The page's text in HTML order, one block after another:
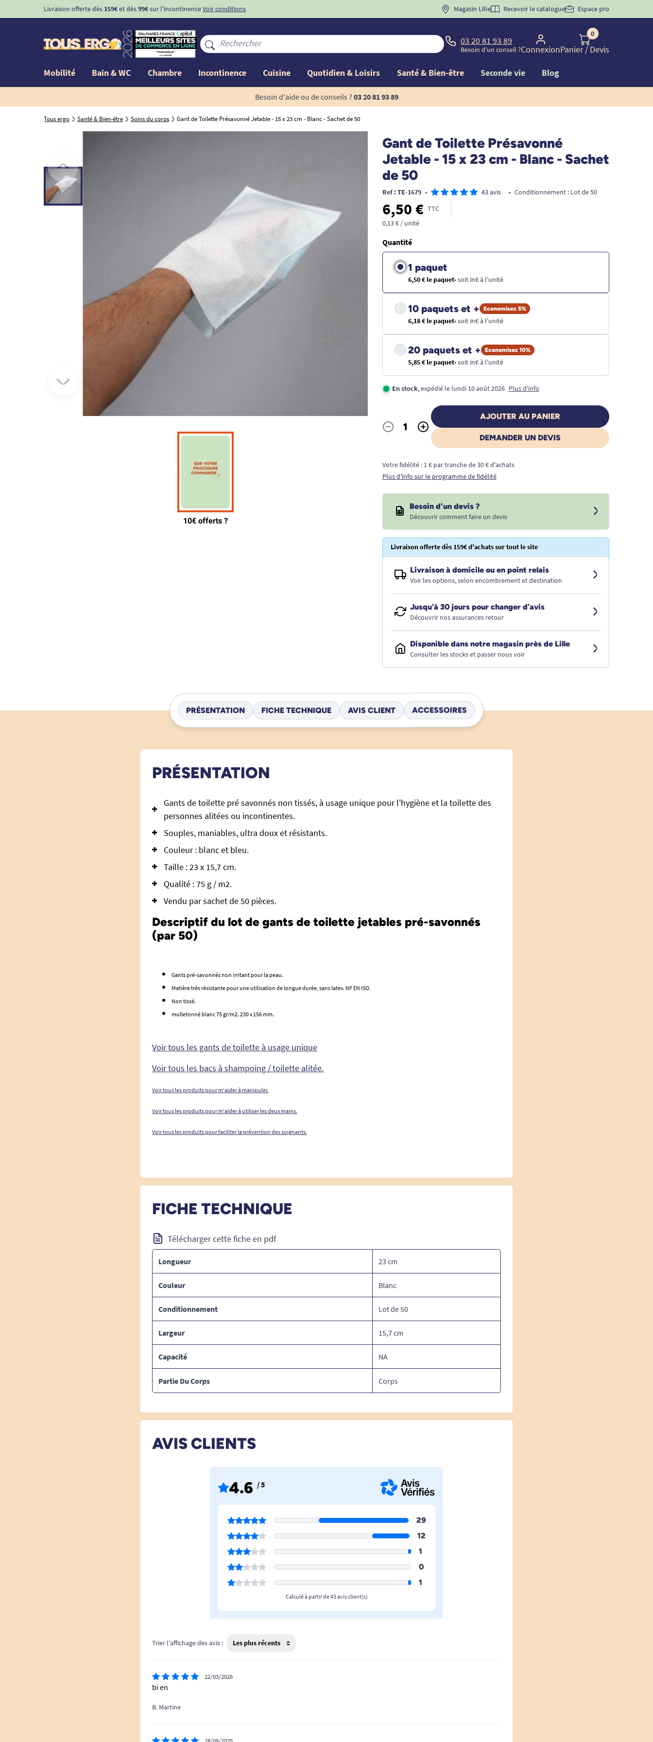
Livraison offerte dès 159€et dès99€sur l'incontinenceVoir conditions BIENVENUE" pourla 1ère commande d'incontinence
Magasin Lille Recevoir le catalogue Espace pro
03 20 81 93 89
Besoin d'un conseil ?Connexion
0
Panier/ Devis
Mobilité Bain & WC Chambre Incontinence Cuisine Quotidien & Loisirs Santé & Bien-être Seconde vie Blog
Besoin d'aide ou de conseils ? 03 20 81 93 89
Tous ergo Santé & Bien-être Soins du corps Gant de Toilette Présavonné Jetable - 15 x 23 cm - Blanc - Sachet de 50
Gant de Toilette Présavonné
Jetable - 15 x 23 cm - Blanc - Sachet
de 50
Ref : TE-1679 • 43 avis • Conditionnement : Lot de 50
6,50 € TTC
0,13 € / unité
Quantité
1 paquet
6,50 € le paquet• soit in€ à l'unité
10 paquets et + Economisez 5%
6,18 € le paquet• soit in€ à l'unité
20 paquets et + Economisez 10%
5,85 € le paquet• soit in€ à l'unité
En stock, expédié le lundi 10 août 2026 Plus d'info
Quantité
- +
AJOUTER AU PANIER
DEMANDER UN DEVIS
Votre fidélité : 1 € par tranche de 30 € d'achats
Plus d'info sur le programme de fidélité
Besoin d'un devis ?
Découvrir comment faire un devis
Livraison offerte dès 159€ d'achats sur tout le site
Livraison à domicile ou en point relais
Voir les options, selon encombrement et destination
Jusqu’à 30 jours pour changer d’avis
Découvrir nos assurances retour
Disponible dans notre magasin près de Lille
Consulter les stocks et passer nous voir
PRÉSENTATION FICHE TECHNIQUE AVIS CLIENT ACCESSOIRES
PRÉSENTATION
Gants de toilette pré savonnés non tissés, à usage unique pour l'hygiène et la toilette des
personnes alitées ou incontinentes.
Souples, maniables, ultra doux et résistants.
Couleur : blanc et bleu.
Taille : 23 x 15,7 cm.
Qualité : 75 g / m2.
Vendu par sachet de 50 pièces.
Descriptif du lot de gants de toilette jetables pré-savonnés
(par 50)
Gants pré-savonnés non irritant pour la peau.
Matière très résistante pour une utilisation de longue durée, sans latex. NF EN ISO.
Non tissé.
molletonné blanc 75 gr/m2. 230 x 156 mm.
Voir tous les gants de toilette à usage unique
Voir tous les bacs à shampoing / toilette alitée.
Voir tous les produits pour m'aider à manipuler.
Voir tous les produits pour m'aider à utiliser les deux mains.
Voir tous les produits pour faciliter la prévention des soignants.
FICHE TECHNIQUE
Télécharger cette fiche en pdf
Longueur 23 cm
Couleur Blanc
Conditionnement Lot de 50
Largeur 15,7 cm
Capacité NA
Partie Du Corps Corps
AVIS CLIENTS
4.6 / 5
29
12
1
0
1
Calculé à partir de 43 avis client(s)
Trier l'affichage des avis :
22/03/2026
bi en
B. Martine